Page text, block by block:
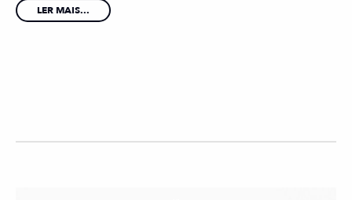
LER MAIS...